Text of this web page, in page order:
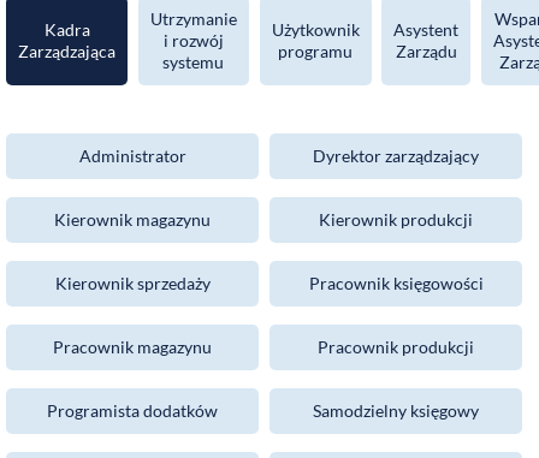
Kadra
Zarządzająca
Utrzymanie
i rozwój
systemu
Użytkownik
programu
Asystent
Zarządu
Administrator Dyrektor zarządzający
Kierownik magazynu Kierownik produkcji
Kierownik sprzedaży Pracownik księgowości
Pracownik magazynu Pracownik produkcji
Programista dodatków Samodzielny księgowy